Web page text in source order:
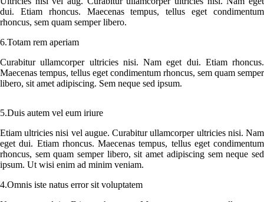
dui. Etiam rhoncus. Maecenas tempus, tellus eget condimentum
rhoncus, sem quam semper libero.
6.Totam rem aperiam
Curabitur ullamcorper ultricies nisi. Nam eget dui. Etiam rhoncus.
Maecenas tempus, tellus eget condimentum rhoncus, sem quam semper
libero, sit amet adipiscing. Sem neque sed ipsum.
5.Duis autem vel eum iriure
Etiam ultricies nisi vel augue. Curabitur ullamcorper ultricies nisi. Nam
eget dui. Etiam rhoncus. Maecenas tempus, tellus eget condimentum
rhoncus, sem quam semper libero, sit amet adipiscing sem neque sed
ipsum. Ut wisi enim ad minim veniam.
4.Omnis iste natus error sit voluptatem